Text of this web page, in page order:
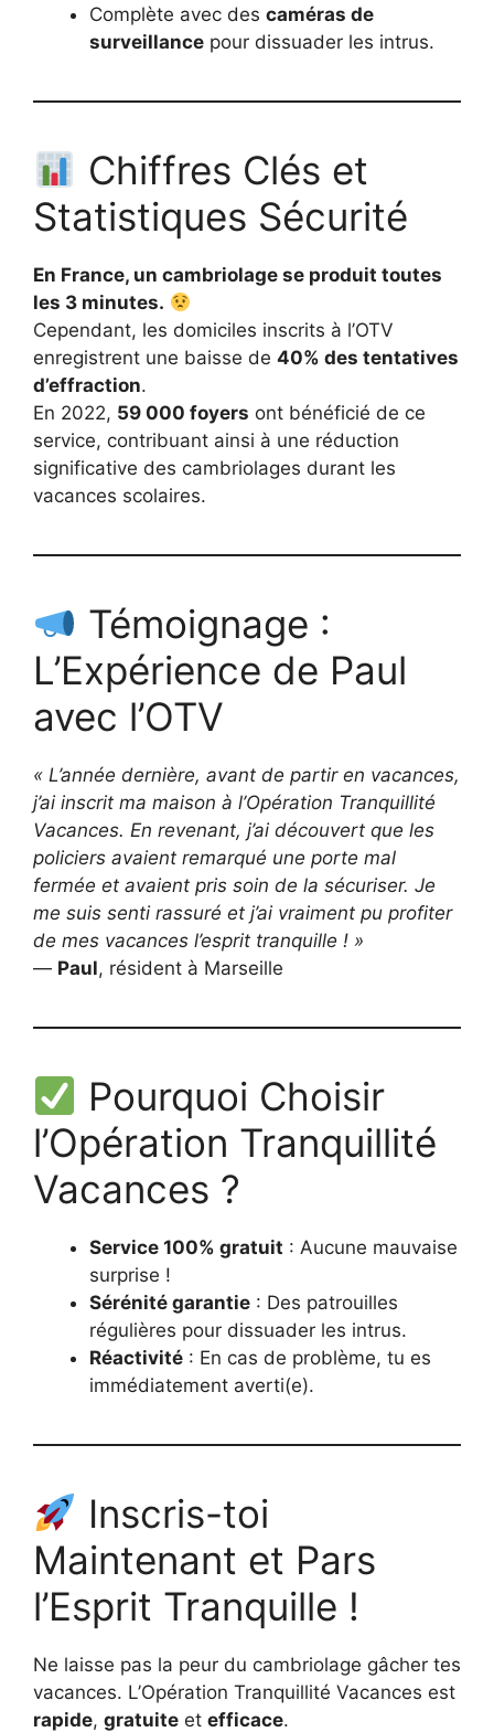
Complète avec des caméras de
surveillance pour dissuader les intrus.
Chiffres Clés et
Statistiques Sécurité
En France, un cambriolage se produit toutes
les 3 minutes.
Cependant, les domiciles inscrits à l’OTV
enregistrent une baisse de 40% des tentatives
d’effraction.
En 2022, 59 000 foyers ont bénéficié de ce
service, contribuant ainsi à une réduction
significative des cambriolages durant les
vacances scolaires.
Témoignage :
L’Expérience de Paul
avec l’OTV
« L’année dernière, avant de partir en vacances,
j’ai inscrit ma maison à l’Opération Tranquillité
Vacances. En revenant, j’ai découvert que les
policiers avaient remarqué une porte mal
fermée et avaient pris soin de la sécuriser. Je
me suis senti rassuré et j’ai vraiment pu profiter
de mes vacances l’esprit tranquille ! »
— Paul, résident à Marseille
Pourquoi Choisir
l’Opération Tranquillité
Vacances ?
Service 100% gratuit : Aucune mauvaise
surprise !
Sérénité garantie : Des patrouilles
régulières pour dissuader les intrus.
Réactivité : En cas de problème, tu es
immédiatement averti(e).
Inscris-toi
Maintenant et Pars
l’Esprit Tranquille !
Ne laisse pas la peur du cambriolage gâcher tes
vacances. L’Opération Tranquillité Vacances est
rapide, gratuite et efficace.